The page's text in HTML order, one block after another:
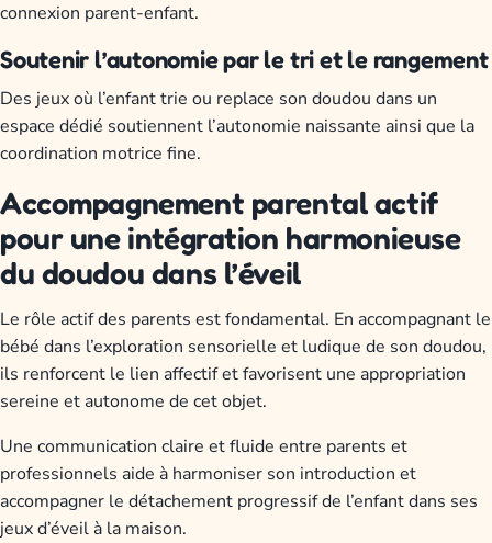
connexion parent-enfant.
Soutenir l’autonomie par le tri et le rangement
Des jeux où l’enfant trie ou replace son doudou dans un
espace dédié soutiennent l’autonomie naissante ainsi que la
coordination motrice fine.
Accompagnement parental actif
pour une intégration harmonieuse
du doudou dans l’éveil
Le rôle actif des parents est fondamental. En accompagnant le
bébé dans l’exploration sensorielle et ludique de son doudou,
ils renforcent le lien affectif et favorisent une appropriation
sereine et autonome de cet objet.
Une communication claire et fluide entre parents et
professionnels aide à harmoniser son introduction et
accompagner le détachement progressif de l’enfant dans ses
jeux d’éveil à la maison.